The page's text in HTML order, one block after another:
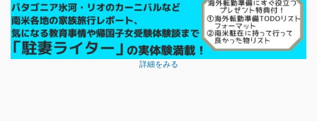
詳細をみる